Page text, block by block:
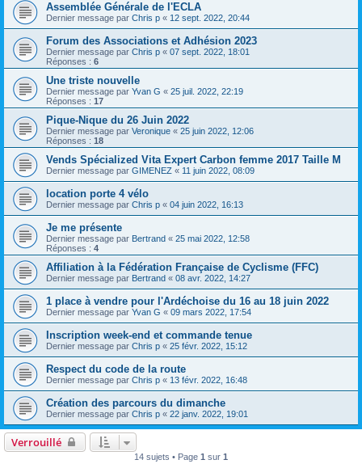
Assemblée Générale de l'ECLA
Dernier message par Chris p « 12 sept. 2022, 20:44
Forum des Associations et Adhésion 2023
Dernier message par Chris p « 07 sept. 2022, 18:01
Réponses : 6
Une triste nouvelle
Dernier message par Yvan G « 25 juil. 2022, 22:19
Réponses : 17
Pique-Nique du 26 Juin 2022
Dernier message par Veronique « 25 juin 2022, 12:06
Réponses : 18
Vends Spécialized Vita Expert Carbon femme 2017 Taille M
Dernier message par GIMENEZ « 11 juin 2022, 08:09
location porte 4 vélo
Dernier message par Chris p « 04 juin 2022, 16:13
Je me présente
Dernier message par Bertrand « 25 mai 2022, 12:58
Réponses : 4
Affiliation à la Fédération Française de Cyclisme (FFC)
Dernier message par Bertrand « 08 avr. 2022, 14:27
1 place à vendre pour l'Ardéchoise du 16 au 18 juin 2022
Dernier message par Yvan G « 09 mars 2022, 17:54
Inscription week-end et commande tenue
Dernier message par Chris p « 25 févr. 2022, 15:12
Respect du code de la route
Dernier message par Chris p « 13 févr. 2022, 16:48
Création des parcours du dimanche
Dernier message par Chris p « 22 janv. 2022, 19:01
Verrouillé
14 sujets • Page 1 sur 1